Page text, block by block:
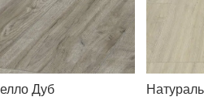
Дуб